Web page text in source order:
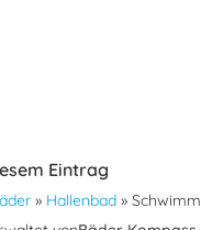
Eintrag
» Hallenbad »